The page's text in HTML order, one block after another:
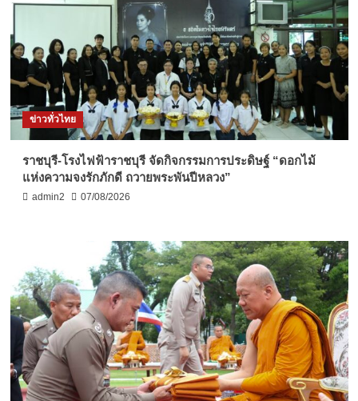
ข่าวทั่วไทย
ราชบุรี-โรงไฟฟ้าราชบุรี จัดกิจกรรมการประดิษฐ์ “ดอกไม้
แห่งความจงรักภักดี ถวายพระพันปีหลวง”
admin2 07/08/2026